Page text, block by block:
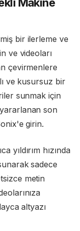
Makine
bir ilerleme ve
ve videoları
çevirmenlere
ve kusursuz bir
sunmak için
son
girin.
yıldırım hızında
sadece
metin
altyazı